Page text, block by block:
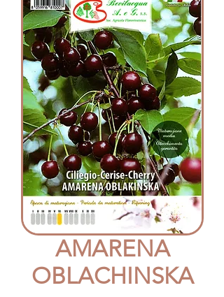
AMARENA
OBLACHINSKA